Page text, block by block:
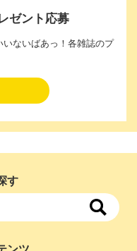
ゼント応募
ないばあっ！各雑誌のプ
す